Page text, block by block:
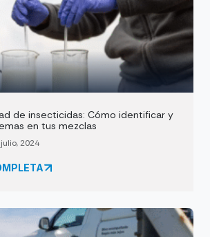
de insecticidas: Cómo identificar y
en tus mezclas
2024